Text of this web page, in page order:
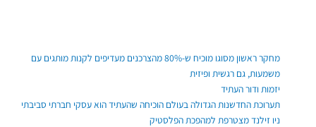
מחקר ראשון מסוגו מוכיח ש-80% מהצרכנים מעדיפים לקנות מותגים עם
משמעות, גם רגשית ופיזית
יזמות ודור העתיד
תערוכת החדשנות הגדולה בעולם הוכיחה שהעתיד הוא עסקי חברתי סביבתי
ניו זילנד מצטרפת למהפכת הפלסטיק